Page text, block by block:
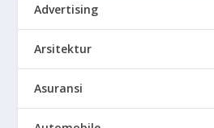
Advertising
Arsitektur
Asuransi